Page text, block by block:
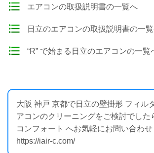
エアコンの取扱説明書の一覧へ
日立のエアコンの取扱説明書の一
“R” で始まる日立のエアコンの一覧
大阪 神戸 京都で日立の壁掛形 フィル
アコンのクリーニングをご検討でした
コンフォート へお気軽にお問い合わせ
https://iair-c.com/